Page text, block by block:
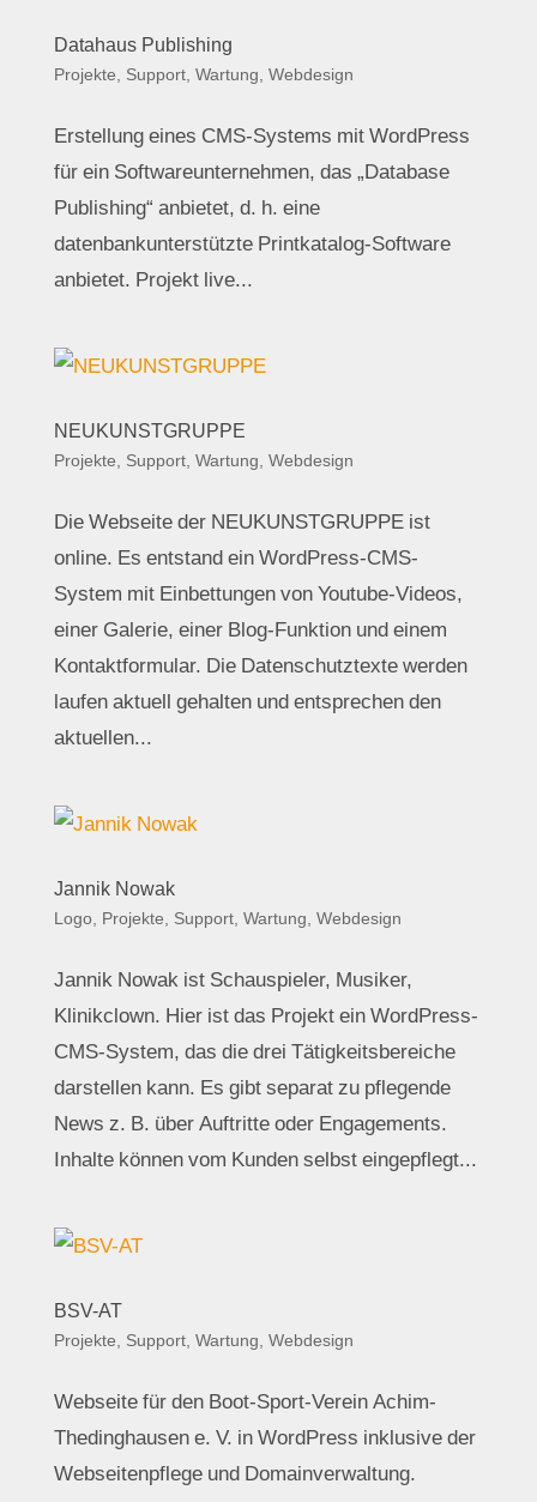
Datahaus Publishing
Projekte, Support, Wartung, Webdesign
Erstellung eines CMS-Systems mit WordPress
für ein Softwareunternehmen, das „Database
Publishing“ anbietet, d. h. eine
datenbankunterstützte Printkatalog-Software
anbietet. Projekt live...
NEUKUNSTGRUPPE
Projekte, Support, Wartung, Webdesign
Die Webseite der NEUKUNSTGRUPPE ist
online. Es entstand ein WordPress-CMS-
System mit Einbettungen von Youtube-Videos,
einer Galerie, einer Blog-Funktion und einem
Kontaktformular. Die Datenschutztexte werden
laufen aktuell gehalten und entsprechen den
aktuellen...
Jannik Nowak
Logo, Projekte, Support, Wartung, Webdesign
Jannik Nowak ist Schauspieler, Musiker,
Klinikclown. Hier ist das Projekt ein WordPress-
CMS-System, das die drei Tätigkeitsbereiche
darstellen kann. Es gibt separat zu pflegende
News z. B. über Auftritte oder Engagements.
Inhalte können vom Kunden selbst eingepflegt...
BSV-AT
Projekte, Support, Wartung, Webdesign
Webseite für den Boot-Sport-Verein Achim-
Thedinghausen e. V. in WordPress inklusive der
Webseitenpflege und Domainverwaltung.